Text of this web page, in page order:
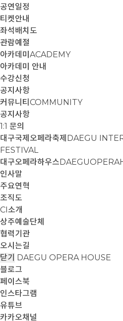
공연일정
티켓안내
좌석배치도
관람예절
아카데미 ACADEMY
아카데미 안내
수강신청
공지사항
커뮤니티 COMMUNITY
공지사항
1:1 문의
대구국제오페라축제 DAEGU
FESTIVAL
대구오페라하우스
인사말
주요연혁
조직도
CI소개
상주예술단체
협력기관
오시는길
닫기 DAEGU OPERA HOUSE
블로그
페이스북
인스타그램
유튜브
카카오채널